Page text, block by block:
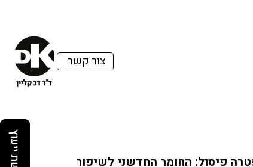
צור קשר
פיסול: החומר החדשני לשיפור